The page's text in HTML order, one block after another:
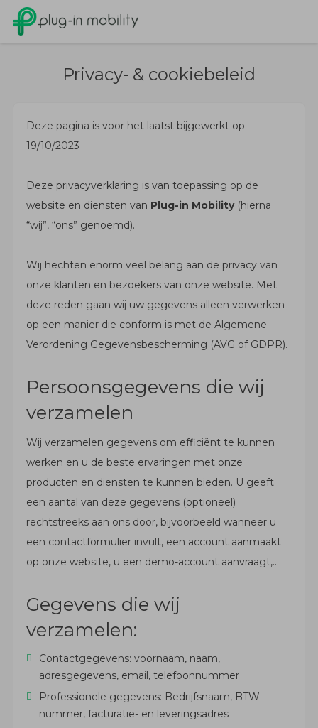
Privacy- & cookiebeleid
Deze pagina is voor het laatst bijgewerkt op
19/10/2023
Deze privacyverklaring is van toepassing op de
website en diensten van Plug-in Mobility(hierna
“wij”, “ons” genoemd).
Wij hechten enorm veel belang aan de privacy van
onze klanten en bezoekers van onze website. Met
deze reden gaan wij uw gegevens alleen verwerken
op een manier die conform is met de Algemene
Verordening Gegevensbescherming (AVG of GDPR).
Persoonsgegevens die wij
verzamelen
Wij verzamelen gegevens om efficiënt te kunnen
werken en u de beste ervaringen met onze
producten en diensten te kunnen bieden. U geeft
een aantal van deze gegevens (optioneel)
rechtstreeks aan ons door, bijvoorbeeld wanneer u
een contactformulier invult, een account aanmaakt
op onze website, u een demo-account aanvraagt,…
Gegevens die wij
verzamelen:
Contactgegevens: voornaam, naam,
adresgegevens, email, telefoonnummer
Professionele gegevens: Bedrijfsnaam, BTW-
nummer, facturatie- en leveringsadres